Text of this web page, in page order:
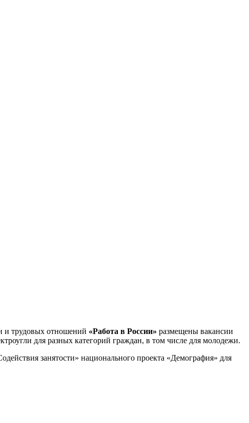
и трудовых отношений «Работа в России» размещены вакансии
для разных категорий граждан, в том числе для молодежи.
занятости» национального проекта «Демография» для